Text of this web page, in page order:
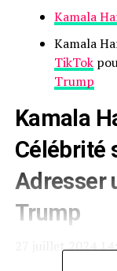
Kamala
Kamala
TikTok
Trump
Kamala
Célébrité
Adresser
Trump
27 juillet 2024